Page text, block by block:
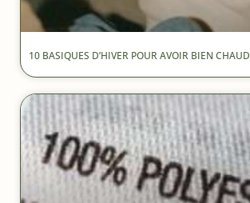
10 BASIQUES D’HIVER POUR AVOIR BIEN CHAUD